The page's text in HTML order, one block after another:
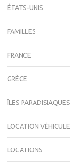
ÉTATS-UNIS
FAMILLES
FRANCE
GRÈCE
ÎLES PARADISIAQUES
LOCATION VÉHICULE
LOCATIONS